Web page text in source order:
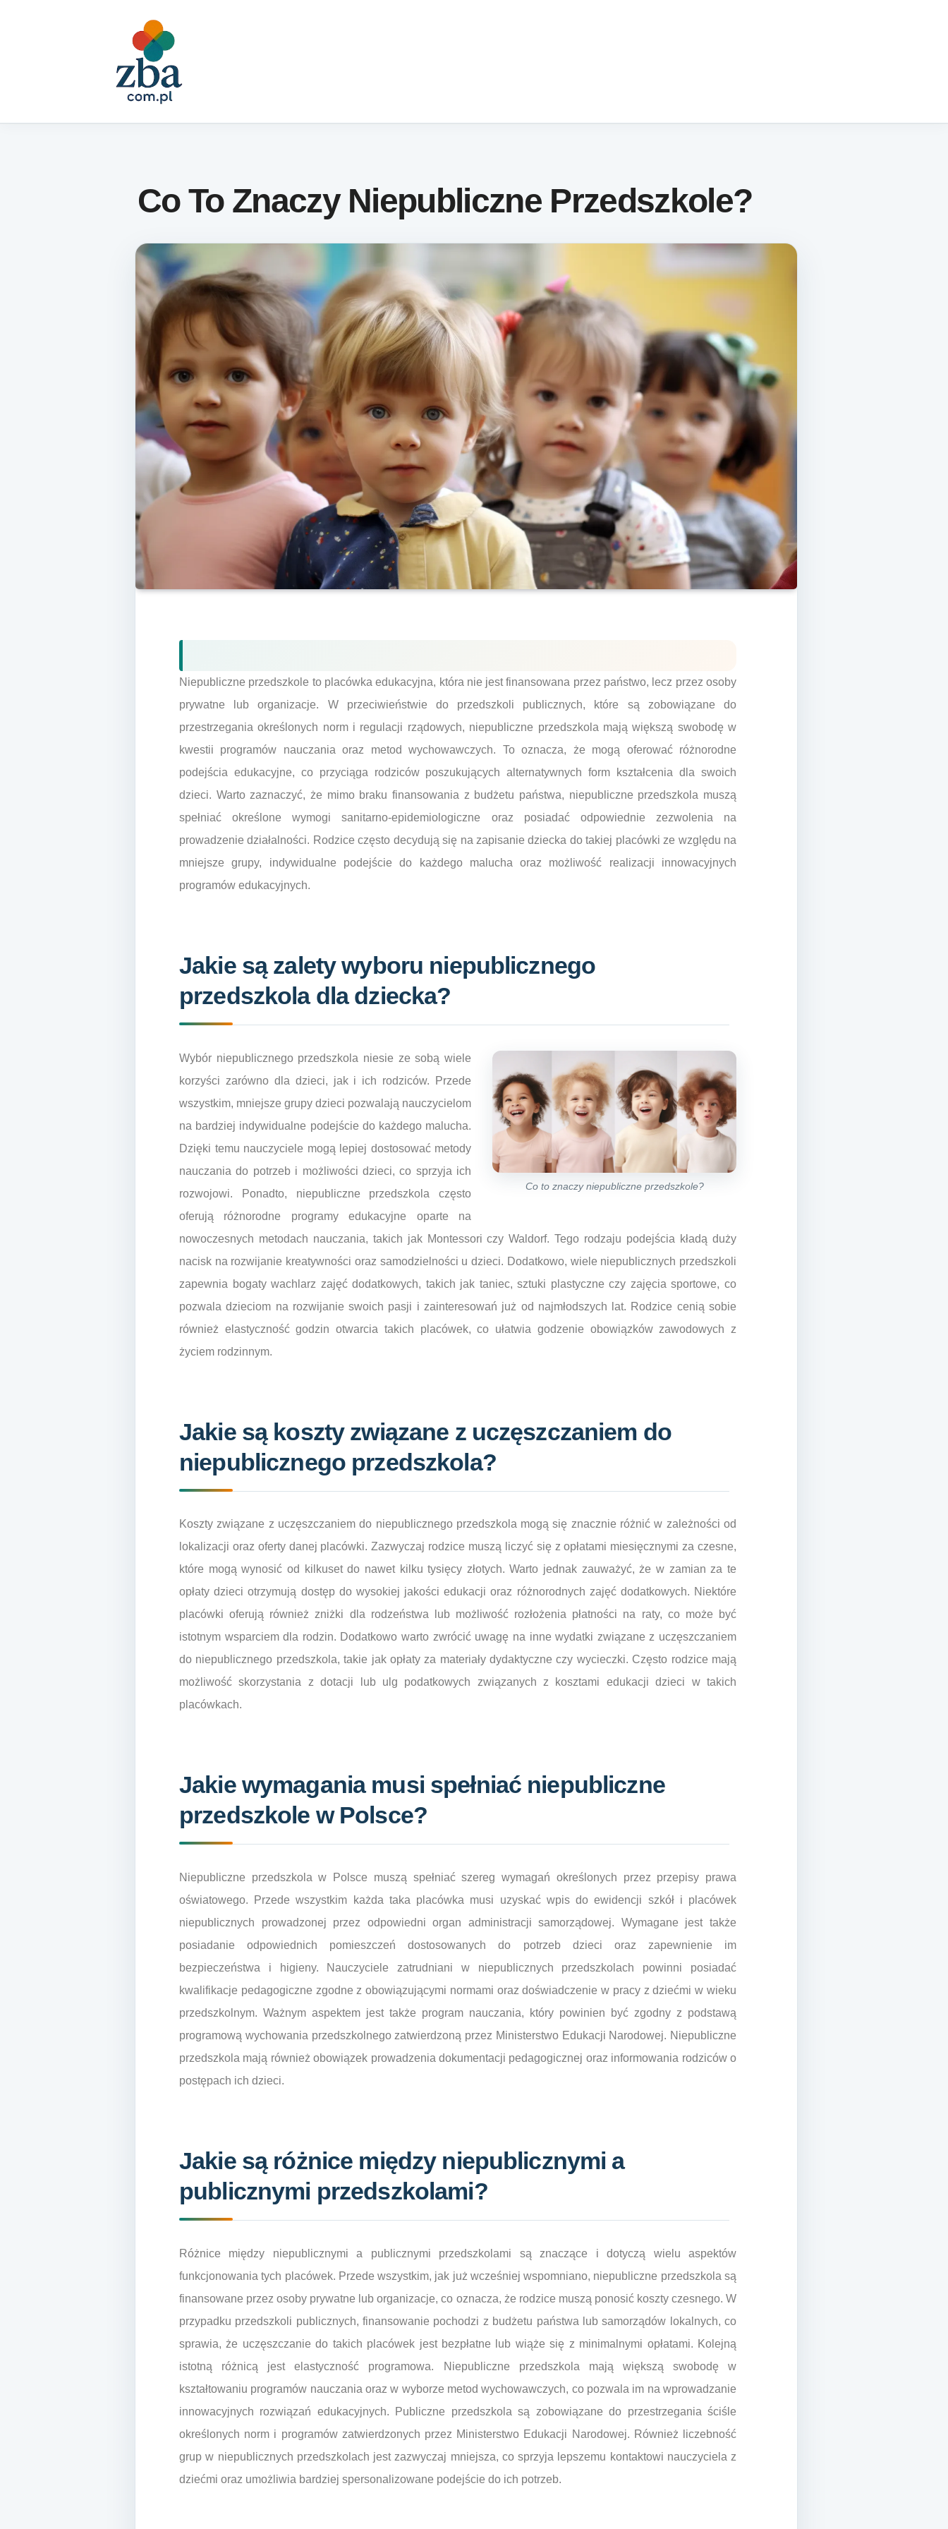
Co To Znaczy Niepubliczne Przedszkole?
Niepubliczne przedszkole to placówka edukacyjna, która nie jest finansowana przez państwo, lecz przez osoby
prywatne lub organizacje. W przeciwieństwie do przedszkoli publicznych, które są zobowiązane do
przestrzegania określonych norm i regulacji rządowych, niepubliczne przedszkola mają większą swobodę w
kwestii programów nauczania oraz metod wychowawczych. To oznacza, że mogą oferować różnorodne
podejścia edukacyjne, co przyciąga rodziców poszukujących alternatywnych form kształcenia dla swoich
dzieci. Warto zaznaczyć, że mimo braku finansowania z budżetu państwa, niepubliczne przedszkola muszą
spełniać określone wymogi sanitarno-epidemiologiczne oraz posiadać odpowiednie zezwolenia na
prowadzenie działalności. Rodzice często decydują się na zapisanie dziecka do takiej placówki ze względu na
mniejsze grupy, indywidualne podejście do każdego malucha oraz możliwość realizacji innowacyjnych
programów edukacyjnych.
Jakie są zalety wyboru niepublicznego
przedszkola dla dziecka?
Co to znaczy niepubliczne przedszkole?
Wybór niepublicznego przedszkola niesie ze sobą wiele
korzyści zarówno dla dzieci, jak i ich rodziców. Przede
wszystkim, mniejsze grupy dzieci pozwalają nauczycielom
na bardziej indywidualne podejście do każdego malucha.
Dzięki temu nauczyciele mogą lepiej dostosować metody
nauczania do potrzeb i możliwości dzieci, co sprzyja ich
rozwojowi. Ponadto, niepubliczne przedszkola często
oferują różnorodne programy edukacyjne oparte na
nowoczesnych metodach nauczania, takich jak Montessori czy Waldorf. Tego rodzaju podejścia kładą duży
nacisk na rozwijanie kreatywności oraz samodzielności u dzieci. Dodatkowo, wiele niepublicznych przedszkoli
zapewnia bogaty wachlarz zajęć dodatkowych, takich jak taniec, sztuki plastyczne czy zajęcia sportowe, co
pozwala dzieciom na rozwijanie swoich pasji i zainteresowań już od najmłodszych lat. Rodzice cenią sobie
również elastyczność godzin otwarcia takich placówek, co ułatwia godzenie obowiązków zawodowych z
życiem rodzinnym.
Jakie są koszty związane z uczęszczaniem do
niepublicznego przedszkola?
Koszty związane z uczęszczaniem do niepublicznego przedszkola mogą się znacznie różnić w zależności od
lokalizacji oraz oferty danej placówki. Zazwyczaj rodzice muszą liczyć się z opłatami miesięcznymi za czesne,
które mogą wynosić od kilkuset do nawet kilku tysięcy złotych. Warto jednak zauważyć, że w zamian za te
opłaty dzieci otrzymują dostęp do wysokiej jakości edukacji oraz różnorodnych zajęć dodatkowych. Niektóre
placówki oferują również zniżki dla rodzeństwa lub możliwość rozłożenia płatności na raty, co może być
istotnym wsparciem dla rodzin. Dodatkowo warto zwrócić uwagę na inne wydatki związane z uczęszczaniem
do niepublicznego przedszkola, takie jak opłaty za materiały dydaktyczne czy wycieczki. Często rodzice mają
możliwość skorzystania z dotacji lub ulg podatkowych związanych z kosztami edukacji dzieci w takich
placówkach.
Jakie wymagania musi spełniać niepubliczne
przedszkole w Polsce?
Niepubliczne przedszkola w Polsce muszą spełniać szereg wymagań określonych przez przepisy prawa
oświatowego. Przede wszystkim każda taka placówka musi uzyskać wpis do ewidencji szkół i placówek
niepublicznych prowadzonej przez odpowiedni organ administracji samorządowej. Wymagane jest także
posiadanie odpowiednich pomieszczeń dostosowanych do potrzeb dzieci oraz zapewnienie im
bezpieczeństwa i higieny. Nauczyciele zatrudniani w niepublicznych przedszkolach powinni posiadać
kwalifikacje pedagogiczne zgodne z obowiązującymi normami oraz doświadczenie w pracy z dziećmi w wieku
przedszkolnym. Ważnym aspektem jest także program nauczania, który powinien być zgodny z podstawą
programową wychowania przedszkolnego zatwierdzoną przez Ministerstwo Edukacji Narodowej. Niepubliczne
przedszkola mają również obowiązek prowadzenia dokumentacji pedagogicznej oraz informowania rodziców o
postępach ich dzieci.
Jakie są różnice między niepublicznymi a
publicznymi przedszkolami?
Różnice między niepublicznymi a publicznymi przedszkolami są znaczące i dotyczą wielu aspektów
funkcjonowania tych placówek. Przede wszystkim, jak już wcześniej wspomniano, niepubliczne przedszkola są
finansowane przez osoby prywatne lub organizacje, co oznacza, że rodzice muszą ponosić koszty czesnego. W
przypadku przedszkoli publicznych, finansowanie pochodzi z budżetu państwa lub samorządów lokalnych, co
sprawia, że uczęszczanie do takich placówek jest bezpłatne lub wiąże się z minimalnymi opłatami. Kolejną
istotną różnicą jest elastyczność programowa. Niepubliczne przedszkola mają większą swobodę w
kształtowaniu programów nauczania oraz w wyborze metod wychowawczych, co pozwala im na wprowadzanie
innowacyjnych rozwiązań edukacyjnych. Publiczne przedszkola są zobowiązane do przestrzegania ściśle
określonych norm i programów zatwierdzonych przez Ministerstwo Edukacji Narodowej. Również liczebność
grup w niepublicznych przedszkolach jest zazwyczaj mniejsza, co sprzyja lepszemu kontaktowi nauczyciela z
dziećmi oraz umożliwia bardziej spersonalizowane podejście do ich potrzeb.